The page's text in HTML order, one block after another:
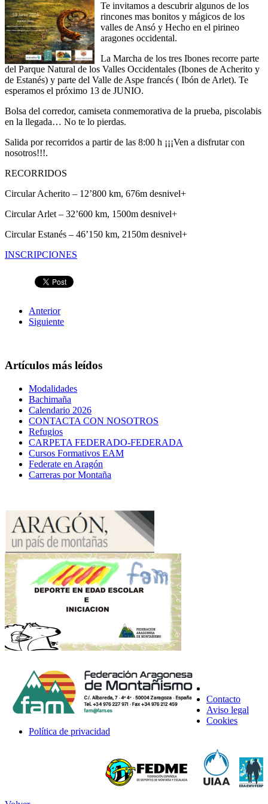
Te invitamos a descubrir algunos de los
rincones mas bonitos y mágicos de los
valles de Ansó y Hecho en el pirineo
aragones occidental.
La Marcha de los tres Ibones recorre parte
del Parque Natural de los Valles Occidentales (Ibones de Acherito y
de Estanés) y parte del Valle de Aspe francés ( Ibón de Arlet). Te
esperamos el próximo 13 de JUNIO.
Bolsa del corredor, camiseta conmemorativa de la prueba, piscolabis
en la llegada… No te lo pierdas.
Salida por recorridos a partir de las 8:00 h ¡¡¡Ven a disfrutar con
nosotros!!!.
RECORRIDOS
Circular Acherito – 12’800 km, 676m desnivel+
Circular Arlet – 32’600 km, 1500m desnivel+
Circular Estanés – 46’150 km, 2150m desnivel+
INSCRIPCIONES
Anterior
Siguiente
Artículos más leídos
Modalidades
Bachimaña
Calendario 2026
CONTACTA CON NOSOTROS
Refugios
CARPETA FEDERADO-FEDERADA
Cursos Formativos EAM
Federate en Aragón
Carreras por Montaña
Contacto
Aviso legal
Cookies
Política de privacidad